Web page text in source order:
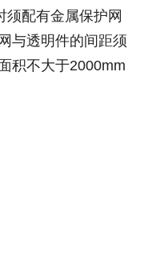
须配有金属保护网
与透明件的间距须
积不大于2000mm